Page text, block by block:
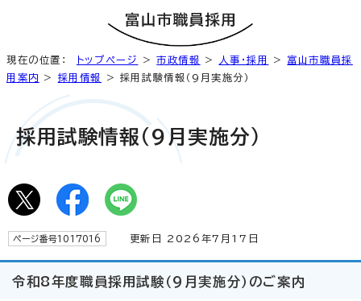
現在の位置： トップページ >市政情報 > 人事・採用 > 富山市職員採
用案内
> 採用情報 > 採用試験情報（9月実施分）
採用試験情報（9月実施分）
ページ番号1017016 更新日 2026年7月17日
令和8年度職員採用試験（9月実施分）のご案内